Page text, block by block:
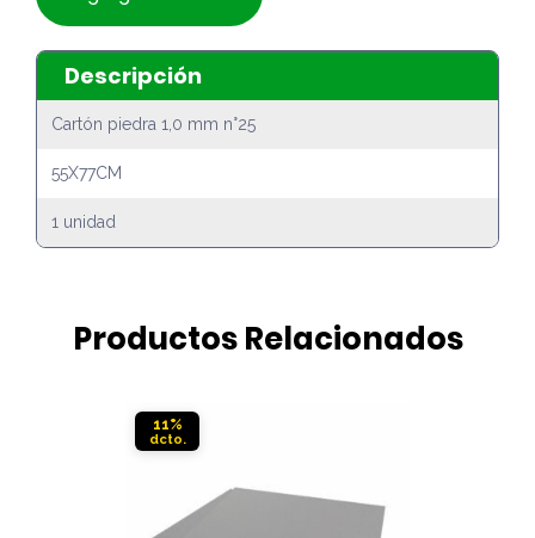
Descripción
Cartón piedra 1,0 mm n°25
55X77CM
1 unidad
Productos Relacionados
11%